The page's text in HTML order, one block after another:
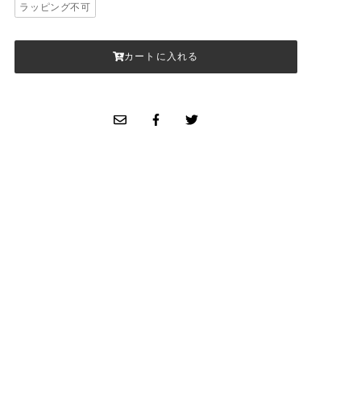
ラッピング不可
カートに入れる